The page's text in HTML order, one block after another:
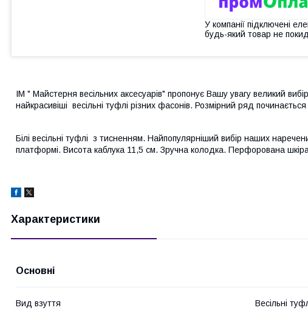
У компанії підключені
будь-який товар не
ІМ " Майстерня весільних аксесуарів" пропонує Вашу увагу великий
найкрасивіші весільні туфлі різних фасонів. Розмірний ряд
Білі весільні туфлі з тисненням. Найпопулярніший вибір наших
платформі. Висота каблука 11,5 см. Зручна колодка. Перфорована
Характеристики
Основні
Вид взуття Весільні